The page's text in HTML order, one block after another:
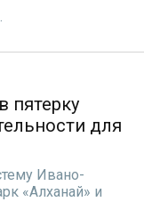
пятерку
для
Ивано-
«Алханай» и